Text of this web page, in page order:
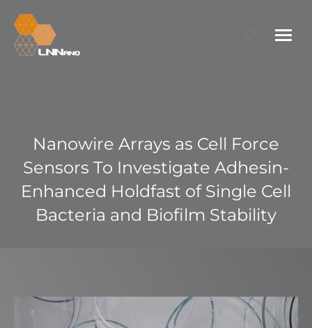
Search:
Nanowire Arrays as Cell Force
Sensors To Investigate Adhesin-
Enhanced Holdfast of Single Cell
Bacteria and Biofilm Stability